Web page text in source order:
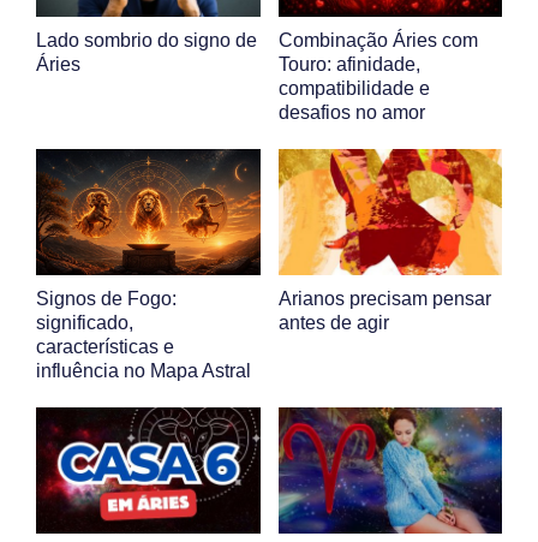
Lado sombrio do signo de
Áries
Combinação Áries com
Touro: afinidade,
compatibilidade e
desafios no amor
Signos de Fogo:
significado,
características e
influência no Mapa Astral
Arianos precisam pensar
antes de agir